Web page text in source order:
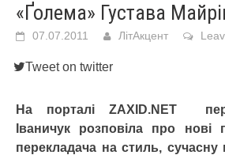
«Ґолема» Густава
07.07.2011 ЛітАкцент
Tweet on twitter
На порталі ZAXID.NET
Іваничук розповіла про нові
перекладача на стиль,